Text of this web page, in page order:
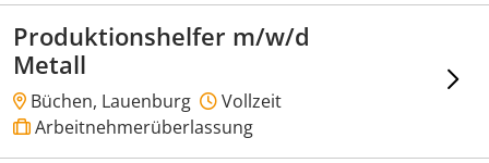
Produktionshelfer m/w/d
Metall
Büchen, Lauenburg
Vollzeit
Arbeitnehmerüberlassung